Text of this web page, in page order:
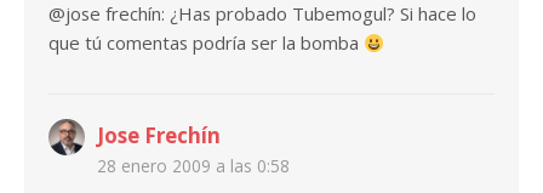
@jose frechín: ¿Has probado Tubemogul? Si hace lo
que tú comentas podría ser la bomba
Jose Frechín
28 enero 2009 a las 0:58